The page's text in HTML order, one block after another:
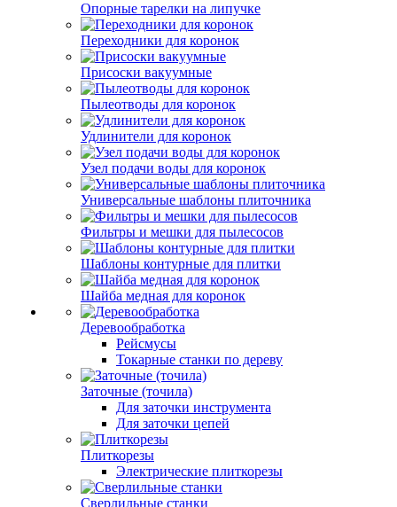
Опорные тарелки на липучке
Переходники для коронок
Присоски вакуумные
Пылеотводы для коронок
Удлинители для коронок
Узел подачи воды для коронок
Универсальные шаблоны плиточника
Фильтры и мешки для пылесосов
Шаблоны контурные для плитки
Шайба медная для коронок
Деревообработка
Рейсмусы
Токарные станки по дереву
Заточные (точила)
Для заточки инструмента
Для заточки цепей
Плиткорезы
Электрические плиткорезы
Сверлильные станки